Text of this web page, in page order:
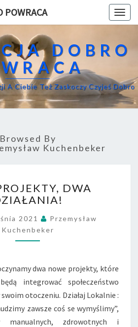
POWRACA
DOBRO
A Ciebie Też Zaskoczy Czyjeś Dobro
Browsed By
Kuchenbeker
W
A
R
O
J
T
Y
,
D
W
DWA
2021
Przemysław
Kuchenbeker
dwa nowe projekty, które
integrować społeczeństwo
otoczeniu. Działaj Lokalnie :
zawsze coś se wymyślimy”,
manualnych, zdrowotnych i